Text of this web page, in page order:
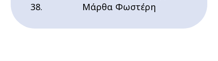
Μάρθα Φωστέρη